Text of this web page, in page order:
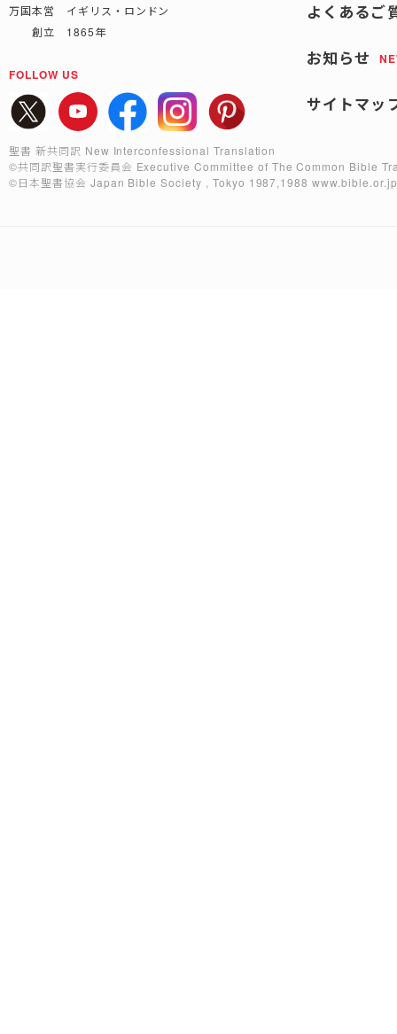
万国本営 イギリス・ロンドン
創立 1865年
FOLLOW US
よくあるご
お知らせ
サイトマッ
聖書 新共同訳 New Interconfessional Translation
©共同訳聖書実行委員会 Executive Committee of The Common Bible
©日本聖書協会 Japan Bible Society , Tokyo 1987,1988www.bible.or.jp